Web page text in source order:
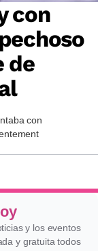
con
de
con
y los eventos
y gratuita todos